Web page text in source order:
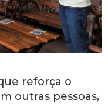
reforça o
outras pessoas,